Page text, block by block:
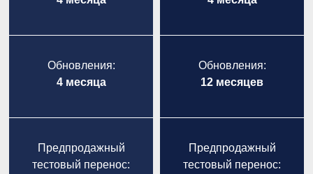
Обновления:
4 месяца
Предпродажный
тестовый перенос:
Обновления:
12 месяцев
Предпродажный
тестовый перенос: